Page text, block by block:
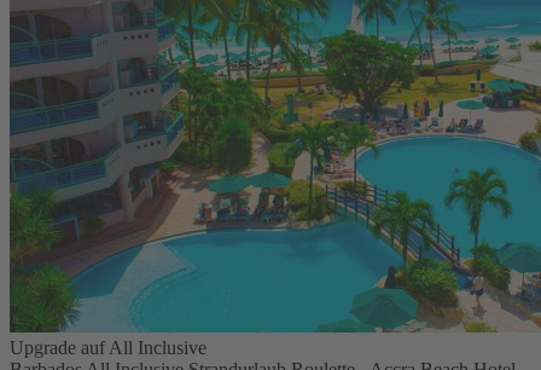
Upgrade auf All Inclusive